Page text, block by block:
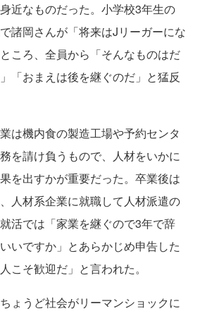
近なものだった。小学校3年生の
諸岡さんが「将来はJリーガーにな
ころ、全員から「そんなものはだ
「おまえは後を継ぐのだ」と猛反
は機内食の製造工場や予約センタ
を請け負うもので、人材をいかに
を出すかが重要だった。卒業後は
人材系企業に就職して人材派遣の
活では「家業を継ぐので3年で辞
いですか」とあらかじめ申告した
こそ歓迎だ」と言われた。
ょうど社会がリーマンショックに